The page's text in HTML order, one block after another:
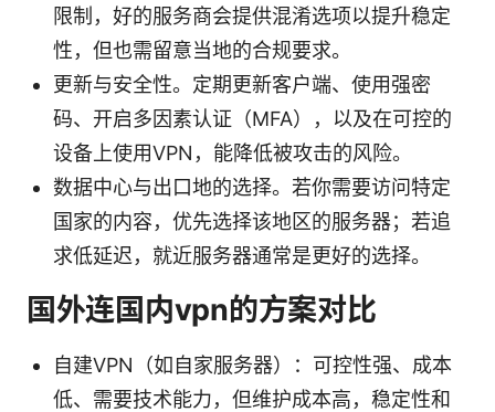
限制，好的服务商会提供混淆选项以提升稳定
性，但也需留意当地的合规要求。
更新与安全性。定期更新客户端、使用强密
码、开启多因素认证（MFA），以及在可控的
设备上使用VPN，能降低被攻击的风险。
数据中心与出口地的选择。若你需要访问特定
国家的内容，优先选择该地区的服务器；若追
求低延迟，就近服务器通常是更好的选择。
国外连国内vpn的方案对比
自建VPN（如自家服务器）：可控性强、成本
低、需要技术能力，但维护成本高，稳定性和